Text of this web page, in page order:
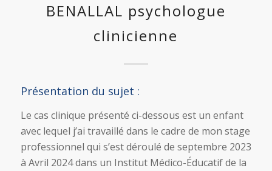
BENALLAL psychologue
clinicienne
Présentation du sujet :
Le cas clinique présenté ci-dessous est un enfant
avec lequel j’ai travaillé dans le cadre de mon stage
professionnel qui s’est déroulé de septembre 2023
à Avril 2024 dans un Institut Médico-Éducatif de la